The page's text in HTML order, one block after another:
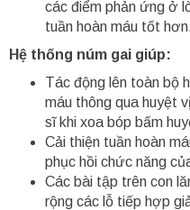
các điểm phản ứng ở
tuần hoàn máu tốt
Hệ thống núm gai giúp:
Tác động lên toàn bộ
máu thông qua huyệt
sĩ khi xoa bóp bấm
Cải thiện tuần hoàn
phục hồi chức năng
Các bài tập trên con
rộng các lỗ tiếp hợp